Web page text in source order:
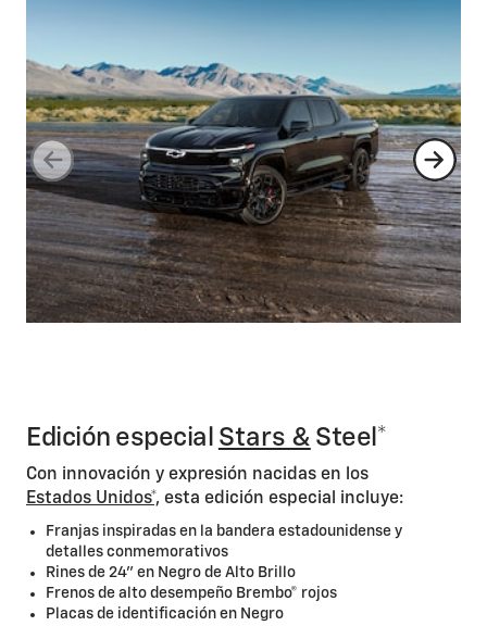
Edición especial Stars & Steel*
Con innovación y expresión nacidas en los
Estados Unidos*, esta edición especial incluye:
Franjas inspiradas en la bandera estadounidense y
detalles conmemorativos
Rines de 24" en Negro de Alto Brillo
Frenos de alto desempeño Brembo® rojos
Placas de identificación en Negro